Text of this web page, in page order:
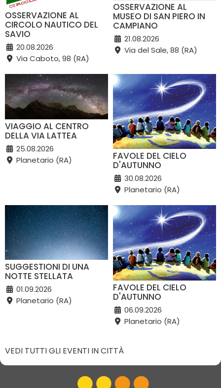
OSSERVAZIONE AL
CIRCOLO NAUTICO DEL
SAVIO
20.08.2026
Via Caboto, 98 (RA)
OSSERVAZIONE AL
MUSEO DI SAN PIERO IN
CAMPIANO
21.08.2026
Via del Sale, 88 (RA)
VIAGGIO AL CENTRO
DELLA VIA LATTEA
25.08.2026
Planetario (RA)
FAVOLE DEL CIELO
D'AUTUNNO
30.08.2026
Planetario (RA)
SUGGESTIONI DI UNA
NOTTE STELLATA
01.09.2026
Planetario (RA)
FAVOLE DEL CIELO
D'AUTUNNO
06.09.2026
Planetario (RA)
VEDI TUTTI GLI EVENTI IN CITTÀ